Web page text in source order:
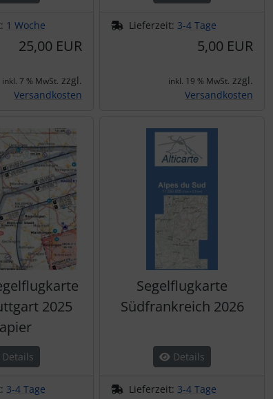
1 Woche
25,00 EUR
inkl. 7 % MwSt. zzgl.
Versandkosten
Lieferzeit: 3-4 Tage
5,00 EUR
inkl. 19 % MwSt. zzgl.
Versandkosten
2025
Details
3-4 Tage
Segelflugkarte
Südfrankreich 2026
Details
Lieferzeit: 3-4 Tage